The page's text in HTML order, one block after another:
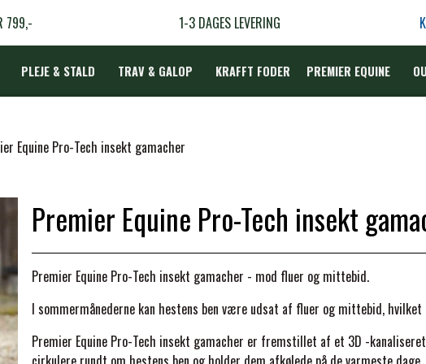
799,- 1-3 DAGES LEVERING
PLEJE & STALD TRAV & GALOP KRAFFT FODER PREMIER EQUINE
Equine Pro-Tech insekt gamacher
Premier Equine Pro-Tech insekt
Premier Equine Pro-Tech insekt gamacher - mod fluer og mittebid.
I sommermånederne kan hestens ben være udsat af fluer og mittebid,
Premier Equine Pro-Tech insekt gamacher er fremstillet af et 3D -